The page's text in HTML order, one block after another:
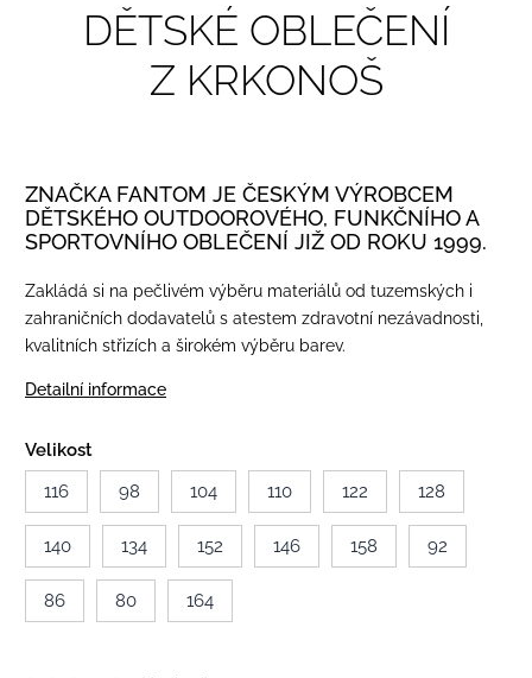
DĚTSKÉ OBLEČENÍ
Z KRKONOŠ
ZNAČKA FANTOM JE ČESKÝM VÝROBCEM
DĚTSKÉHO OUTDOOROVÉHO, FUNKČNÍHO A
SPORTOVNÍHO OBLEČENÍ JIŽ OD ROKU 1999.
Zakládá si na pečlivém výběru materiálů od tuzemských i
zahraničních dodavatelů s atestem zdravotní nezávadnosti,
kvalitních střizích a širokém výběru barev.
Detailní informace
Velikost
116
98 104 110 122 128
140 134 152 146 158 92
86 80 164